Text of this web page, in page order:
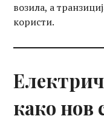
возила, а
користи.
како нов